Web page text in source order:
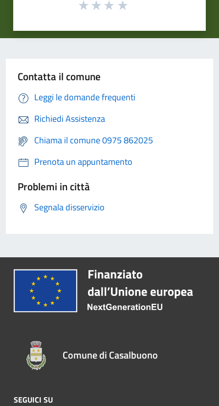
Contatta il comune
Leggi le domande frequenti
Richiedi Assistenza
Chiama il comune 0975 862025
Prenota un appuntamento
Problemi in città
Segnala disservizio
Comune di Casalbuono
SEGUICI SU